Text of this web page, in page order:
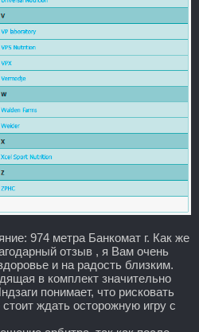
974 метра Банкомат г. Как же
отзыв , я Вам очень
и на радость близким.
в комплект значительно
понимает, что рисковать
ждать осторожную игру с